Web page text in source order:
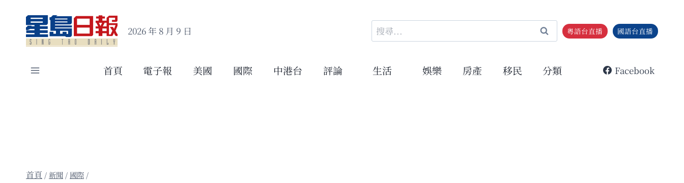
content
2026 年 8 月 9 日
搜
尋
鍵
粵語台直播 國語台直播
首頁 電子報 美國 國際 中港台 評論 生活 娛樂 房產 移民 分類 Facebook
/新聞 / 國際 /